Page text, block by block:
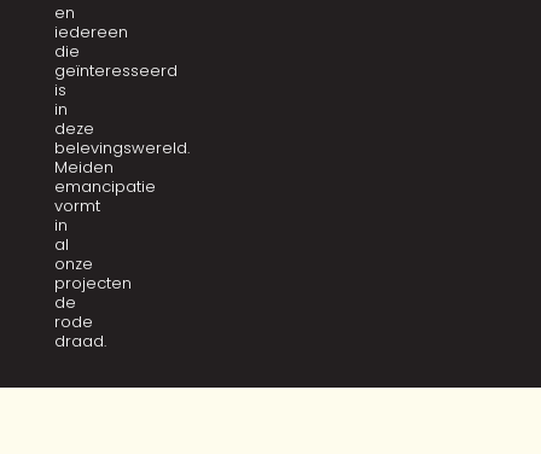
en
iedereen
die
geïnteresseerd
is
in
deze
belevingswereld.
Meiden
emancipatie
vormt
in
al
onze
projecten
de
rode
draad.